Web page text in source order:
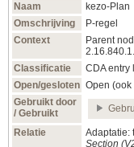
Naam
kezo-Plan
Omschrijving
P-regel
Context
Parent
Classificatie
CDA entry
Open/gesloten Open
Gebruikt door
/ Gebruikt
Relatie Adaptatie:
Section